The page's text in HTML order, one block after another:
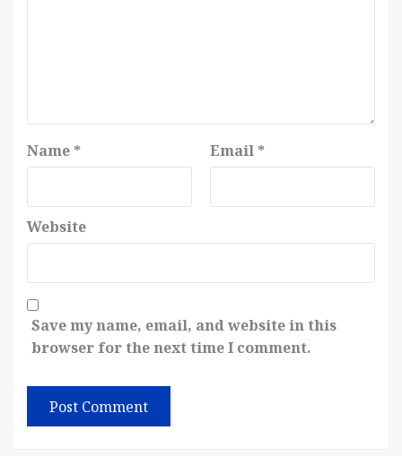
Name * Email *
Website
Save my name, email, and website in this
browser for the next time I comment.